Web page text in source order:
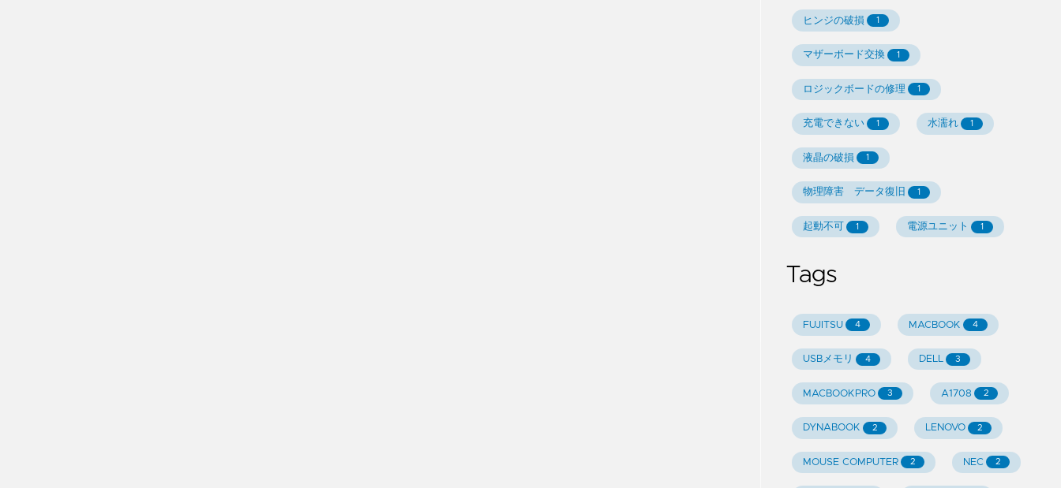
ヒンジの破損 1
マザーボード交換 1
ロジックボードの修理 1
充電できない 1 水濡れ 1
液晶の破損 1
物理障害 データ復旧 1
起動不可 1 電源ユニット 1
Tags
FUJITSU 4 MACBOOK 4
USBメモリ 4 DELL 3
MACBOOKPRO 3 A1708 2
DYNABOOK 2 LENOVO 2
MOUSE COMPUTER 2 NEC 2